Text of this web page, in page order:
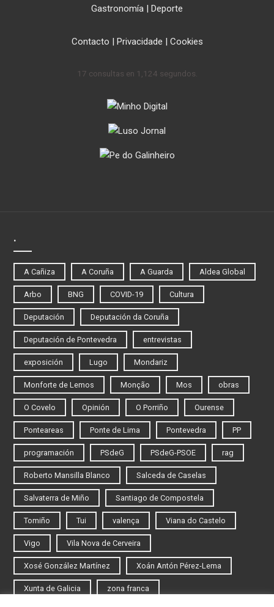
Gastronomía | Deporte
Contacto | Privacidade | Cookies
17 consultas en 1,124 segundos.
.
A Cañiza A Coruña A Guarda Aldea Global
Arbo BNG COVID-19 Cultura
Deputación Deputación da Coruña
Deputación de Pontevedra entrevistas
exposición Lugo Mondariz
Monforte de Lemos Monção Mos obras
O Covelo Opinión O Porriño Ourense
Ponteareas Ponte de Lima Pontevedra PP
programación PSdeG PSdeG-PSOE rag
Roberto Mansilla Blanco Salceda de Caselas
Salvaterra de Miño Santiago de Compostela
Tomiño Tui valença Viana do Castelo
Vigo Vila Nova de Cerveira
Xosé González Martínez Xoán Antón Pérez-Lema
Xunta de Galicia zona franca